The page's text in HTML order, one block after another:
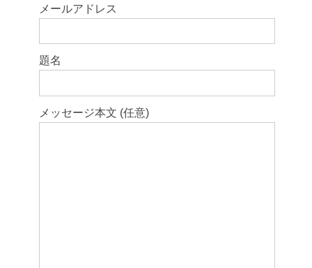
メールアドレス
題名
メッセージ本文 (任意)